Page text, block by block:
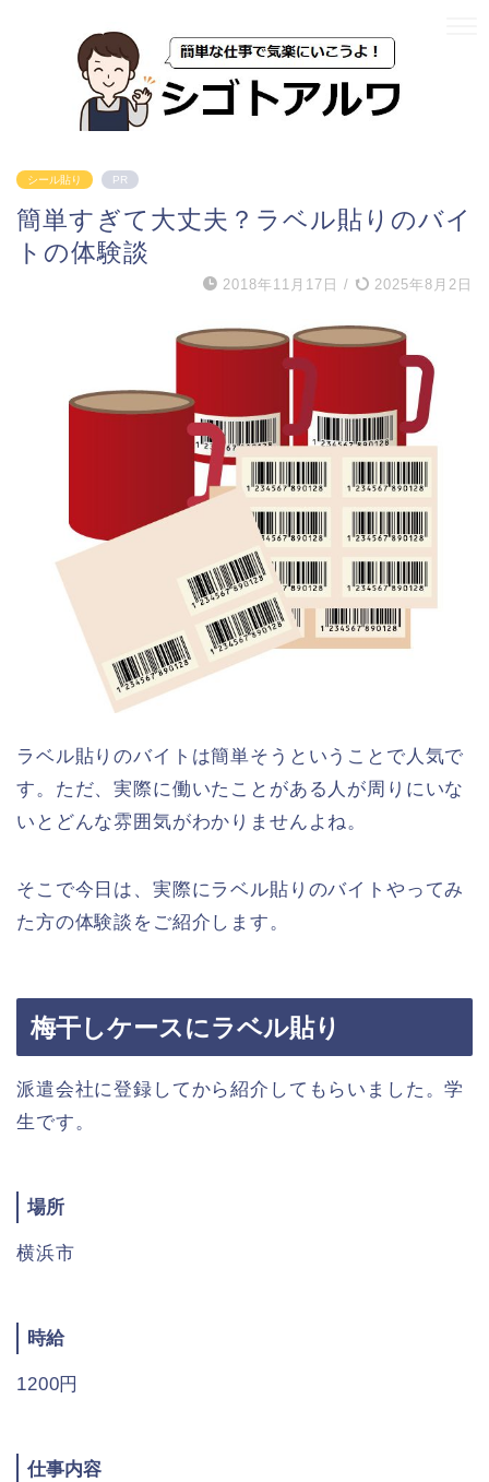
シール貼り PR
簡単すぎて大丈夫？ラベル貼りのバイ
トの体験談
2018年11月17日 / 2025年8月2日
ラベル貼りのバイトは簡単そうということで人気で
す。ただ、実際に働いたことがある人が周りにいな
いとどんな雰囲気がわかりませんよね。
そこで今日は、実際にラベル貼りのバイトやってみ
た方の体験談をご紹介します。
梅干しケースにラベル貼り
派遣会社に登録してから紹介してもらいました。学
生です。
場所
横浜市
時給
1200円
仕事内容